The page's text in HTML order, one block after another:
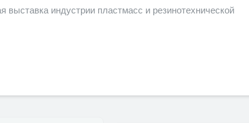
индустрии пластмасс и резинотехнической